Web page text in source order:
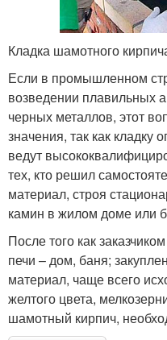
Кладка шамотного
Если в промышленном
возведении плавильных
черных металлов, этот
значения, так как кладку
ведут
тех, кто решил
материал, строя
камин в жилом доме или
После того как
печи – дом, баня;
материал, чаще всего
желтого цвета,
шамотный кирпич,